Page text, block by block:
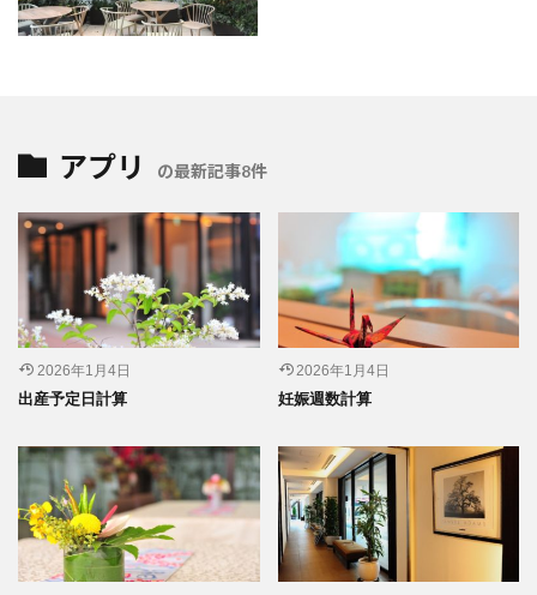
アプリ の最新記事8件
2026年1月4日
出産予定日計算
2026年1月4日
妊娠週数計算